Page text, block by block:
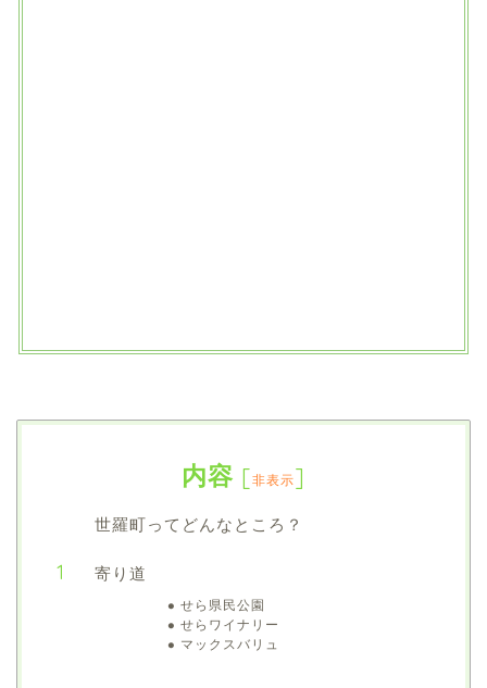
内容 [非表示]
世羅町ってどんなところ？
寄り道
せら県民公園
せらワイナリー
マックスバリュ